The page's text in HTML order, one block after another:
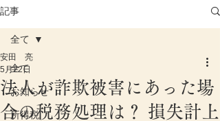
記事
全て
お知らせ
所得税
全て
法人が詐欺被害にあった場
合の税務処理は？ 損失計上
安田 亮
5月22日